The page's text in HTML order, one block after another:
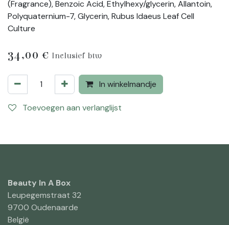
(Fragrance), Benzoic Acid, Ethylhexy/glycerin, Allantoin,
Polyquaternium-7, Glycerin, Rubus Idaeus Leaf Cell
Culture
34,00 € Inclusief btw
In winkelmandje
Toevoegen aan verlanglijst
Beauty In A Box
Leupegemstraat 32
9700 Oudenaarde
België